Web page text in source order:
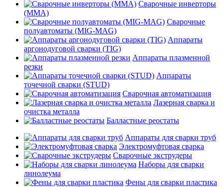
Сварочные инверторы
(MMA)
Сварочные
полуавтоматы (MIG-MAG)
Аппараты
аргонодуговой сварки (TIG)
Аппараты плазменной
резки
Аппараты
точечной сварки (STUD)
Сварочная автоматизация
Лазерная сварка и
очистка металла
Балластные реостаты
Аппараты для сварки труб
Электромуфтовая сварка
Сварочные экструдеры
Наборы для сварки
линолеума
Фены для сварки пластика